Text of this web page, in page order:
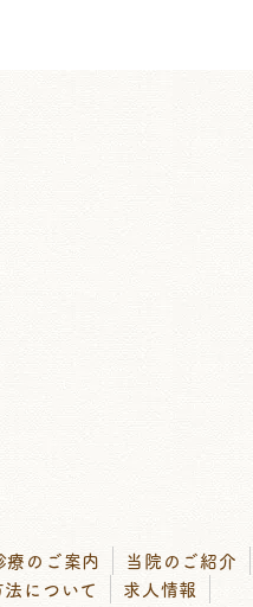
療のご案内
当院のご紹介
について
求人情報